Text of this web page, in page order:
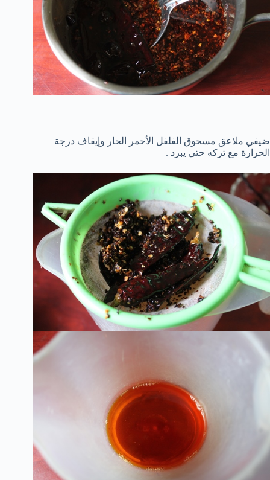
ضيفي ملاعق مسحوق الفلفل الأحمر الحار وإيقاف درجة
الحرارة مع تركه حتي يبرد .